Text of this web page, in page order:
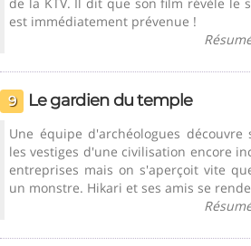
est immédiatement prévenue !
9 Le gardien du temple
Une équipe d'archéologues
les vestiges d'une civilisation encore
entreprises mais on s'aperçoit vite
un monstre. Hikari et ses amis se